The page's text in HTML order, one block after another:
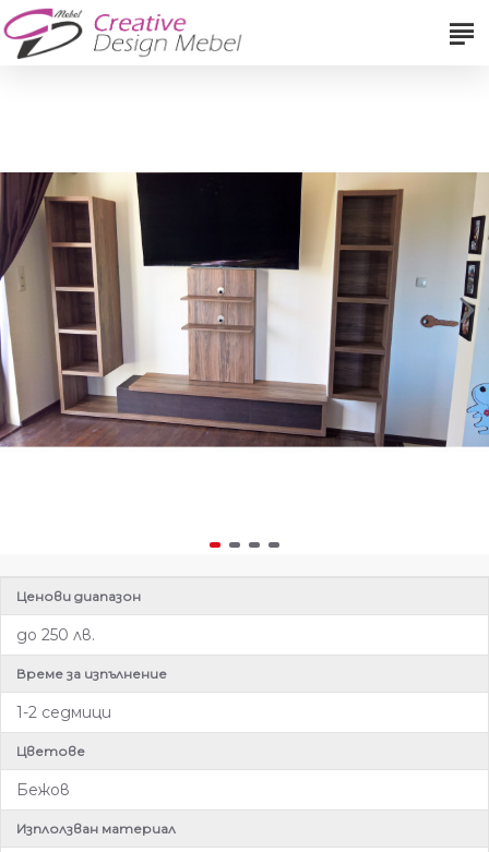
Ценови диапазон
до 250 лв.
Време за изпълнение
1-2 седмици
Цветове
Бежов
Изплолзван материал